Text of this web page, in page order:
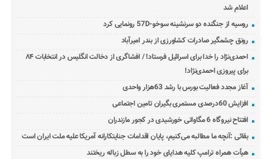
اعلام شد
روسیه از جنگنده دو سرنشینه سوخو-57D رونمایی کرد
رونق چشمگیر صادرات کشاورزی از بندر امیرآباد
احمدی‌نژاد را خدا برای اسرائیل فرستاد! / افشاگری از دخالت انگلیس در انتخابات ۸۴
برای پیروزی احمدی‌نژاد!
آغاز مجدد فعالیت بورس با رشد 63هزار واحدی
افزایش 60درصدی مستمری بگیران تامین اجتماعی
افتتاح نیروگاه 6 مگاواتی خورشیدی در کجور مازندران
بقائی :آنچه ما مطالبه می‌کنیم، پایان اقدامات جنایتکارانه آمریکا علیه ملت ایران است
هیأت همراه ترامپ کلیه هدایای خود را به سطل زباله ریختند